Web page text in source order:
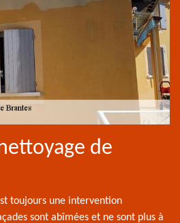
de
toujours une intervention
sont abîmées et ne sont plus à